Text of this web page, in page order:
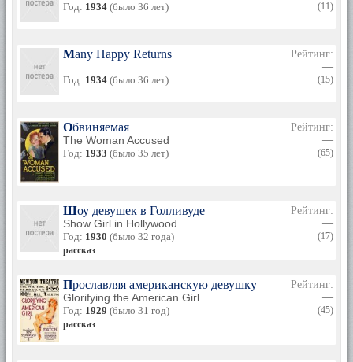
Год: 1934 (было 36 лет) (11)
Many Happy Returns
Год: 1934 (было 36 лет)
Рейтинг:
—
(15)
Обвиняемая
The Woman Accused
Год: 1933 (было 35 лет)
Рейтинг:
—
(65)
Шоу девушек в Голливуде
Show Girl in Hollywood
Год: 1930 (было 32 года)
рассказ
Рейтинг:
—
(17)
Прославляя американскую девушку
Glorifying the American Girl
Год: 1929 (было 31 год)
рассказ
Рейтинг:
—
(45)